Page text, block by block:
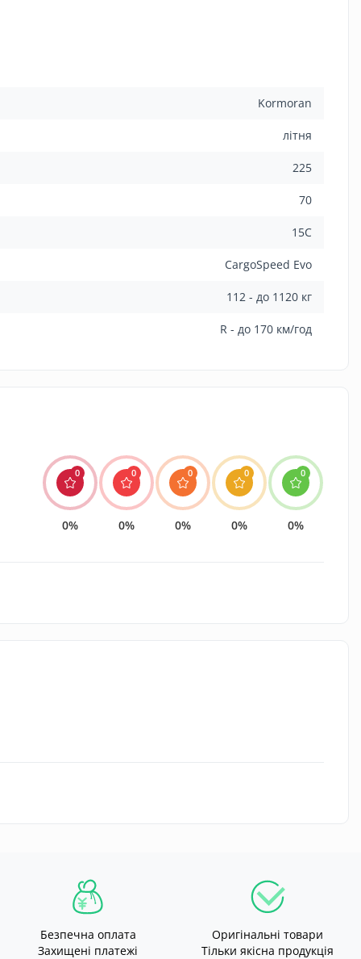
Kormoran
літня
225
70
15C
CargoSpeed Evo
112 - до 1120 кг
R - до 170 км/год
0
0%
0
0%
0
0%
0
0%
0
0%
Безпечна оплата
Захищені платежі
Оригінальні товари
Тільки якісна продукція